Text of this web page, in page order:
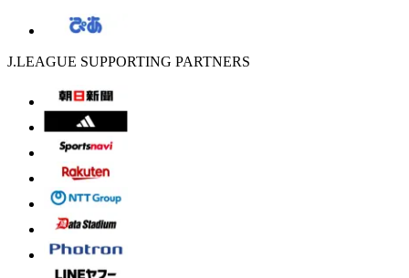
J.LEAGUE SUPPORTING PARTNERS